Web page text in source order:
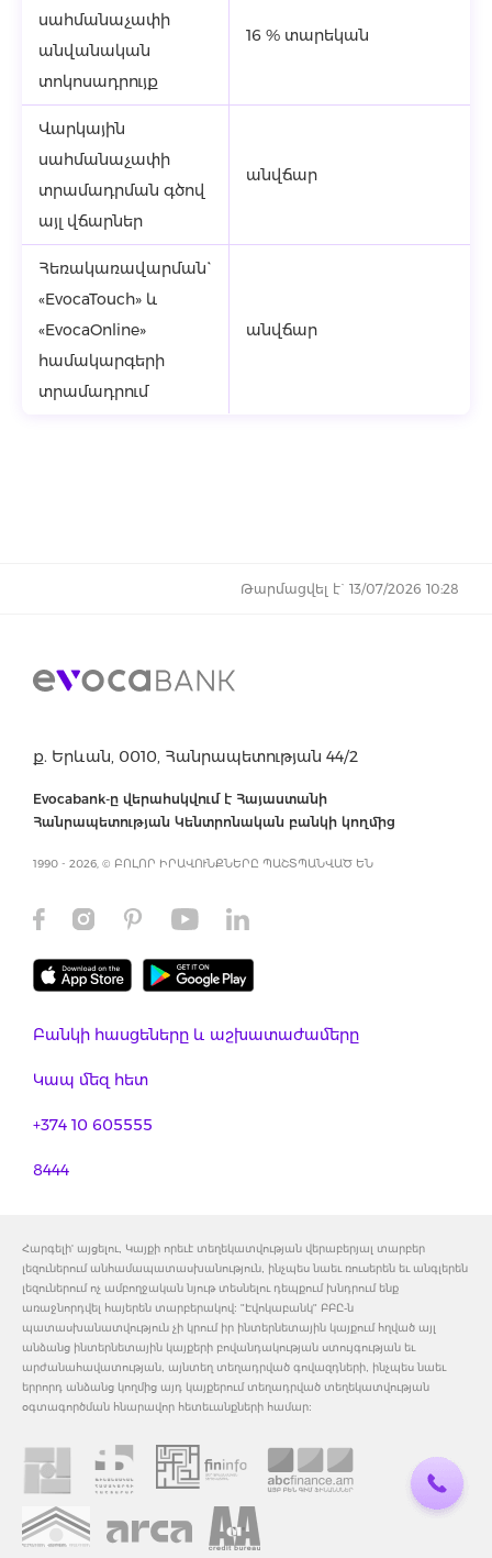
սահմանաչափի
անվանական
տոկոսադրույք
16 % տարեկան
Վարկային
սահմանաչափի
տրամադրման գծով
այլ վճարներ
անվճար
Հեռակառավարման`
«EvocaTouch» և
«EvocaOnline»
համակարգերի
տրամադրում
անվճար
Թարմացվել է` 13/07/2026 10:28
ք. Երևան, 0010, Հանրապետության 44/2
Evocabank-ը վերահսկվում է Հայաստանի
Հանրապետության Կենտրոնական բանկի կողմից
1990 - 2026, © ԲՈԼՈՐ ԻՐԱՎՈՒՆՔՆԵՐԸ ՊԱՇՏՊԱՆՎԱԾ ԵՆ
Բանկի հասցեները և աշխատաժամերը
Կապ մեզ հետ
+374 10 605555
8444
Հարգելի' այցելու, Կայքի որեւէ տեղեկատվության վերաբերյալ տարբեր
լեզուներում անհամապատասխանություն, ինչպես նաեւ ռուսերեն եւ անգլերեն
լեզուներում ոչ ամբողջական նյութ տեսնելու դեպքում խնդրում ենք
առաջնորդվել հայերեն տարբերակով: "Էվոկաբանկ" ԲԲԸ-ն
պատասխանատվություն չի կրում իր ինտերնետային կայքում հղված այլ
անձանց ինտերնետային կայքերի բովանդակության ստույգության եւ
արժանահավատության, այնտեղ տեղադրված գովազդների, ինչպես նաեւ
երրորդ անձանց կողմից այդ կայքերում տեղադրված տեղեկատվության
օգտագործման հնարավոր հետեւանքների համար: